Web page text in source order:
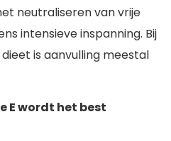
neutraliseren van vrije
intensieve inspanning. Bij
is aanvulling meestal
E wordt het best